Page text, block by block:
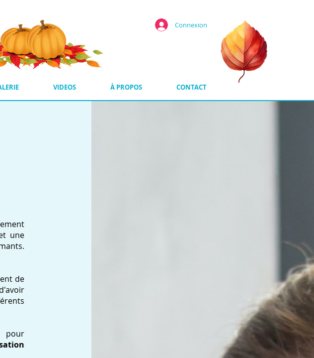
Connexion
VIDEOS À PROPOS CONTACT
une
de
pour